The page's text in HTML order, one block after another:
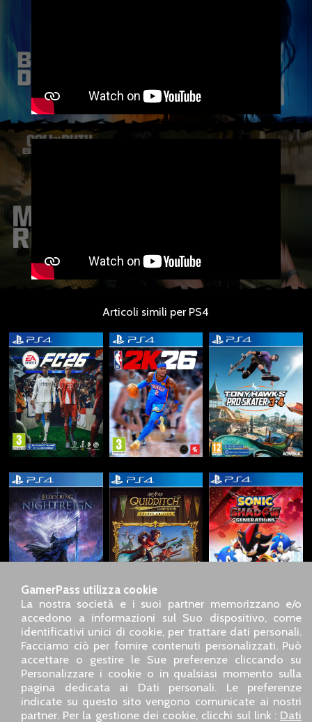
Articoli simili per PS4
GamerPass utilizza cookie
La nostra società e i suoi partner memorizzano e/o
accedono a informazioni sul Suo dispositivo, come
identificativi unici di cookie, per trattare dati personali.
Facciamo ciò per fornire contenuti personalizzati. Può
accettare o gestire le Sue preferenze cliccando su
Personalizzare i cookie o in qualsiasi momento sulla
pagina dedicata ai Dati personali. Le preferenze
indicate su questo sito vengono comunicate ai nostri
partner. Per la gestione dei cookie, clicchi sul link : Dati
SARL GDN GamerPass, Servizio clienti telefonico : +33 1 85
09 18 80
Il nostro indirizzo : 5 chemin de Daru 26100 Romans sur
Isère (France)
Il nostro indirizzo e-mail :pro@gamerpass.it